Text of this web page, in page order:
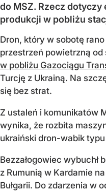
do MSZ. Rzecz
produkcji w pobliżu
Dron, który w sobotę rano
przestrzeń powietrzną od
w pobliżu Gazociągu
Turcję z Ukrainą. Na
się bez strat.
Z ustaleń i komunikatów
wynika, że rozbita
ukraiński dron-wabik
Bezzałogowiec wybuchł
z Rumunią w Kardamie
Bułgarii. Do zdarzenia w